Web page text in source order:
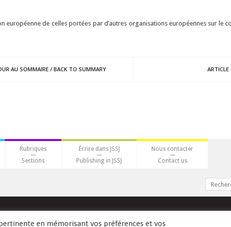
de celles portées par d’autres organisations européennes sur le
AU SOMMAIRE / BACK TO SUMMARY ARTICLE
Rubriques
Sections
Écrire dans JSSJ
Publishing in JSSJ
Nous contacter
Contact us
en mémorisant vos préférences et vos